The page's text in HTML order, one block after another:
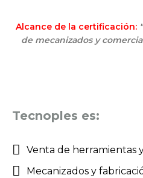
Alcance de la certificación:
de mecanizados y
Tecnoples es:
Venta de herramientas
Mecanizados y